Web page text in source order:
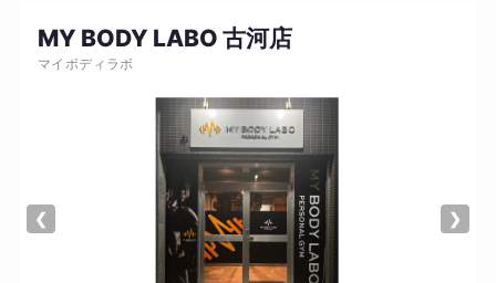
MY BODY LABO 古河店
マイボディラボ
❮ ❯